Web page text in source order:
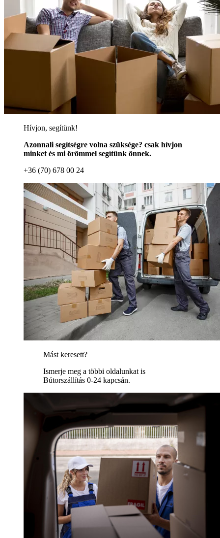
Hívjon, segítünk!
Azonnali segítségre volna szüksége? csak hívjon
minket és mi örömmel segítünk önnek.
+36 (70) 678 00 24
Mást keresett?
Ismerje meg a többi oldalunkat is
Bútorszállítás 0-24 kapcsán.